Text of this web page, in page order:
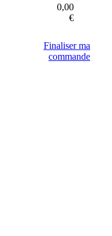
0,00
€
Finaliser ma
commande